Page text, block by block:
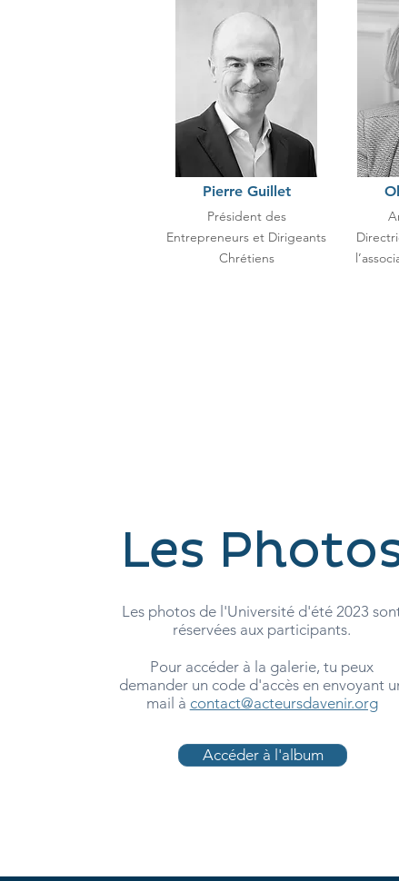
Pierre Guillet
Président des
Entrepreneurs et Dirigeants
Chrétiens
Les
Les photos de l'Université d'été 2023
réservées aux participants.
Pour accéder à la galerie, tu peux
demander un code d'accès en envoyant
mail à contact@acteursdavenir.org
Accéder à l'album